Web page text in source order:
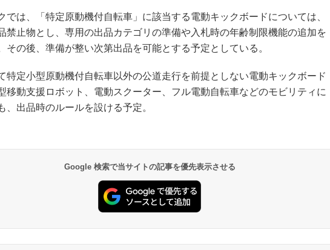
では、「特定原動機付自転車」に該当する電動キックボードについては、
禁止物とし、専用の出品カテゴリの準備や入札時の年齢制限機能の追加を
その後、準備が整い次第出品を可能とする予定としている。
特定小型原動機付自転車以外の公道走行を前提としない電動キックボード
移動支援ロボット、電動スクーター、フル電動自転車などのモビリティに
、出品時のルールを設ける予定。
Google 検索で当サイトの記事を優先表示させる